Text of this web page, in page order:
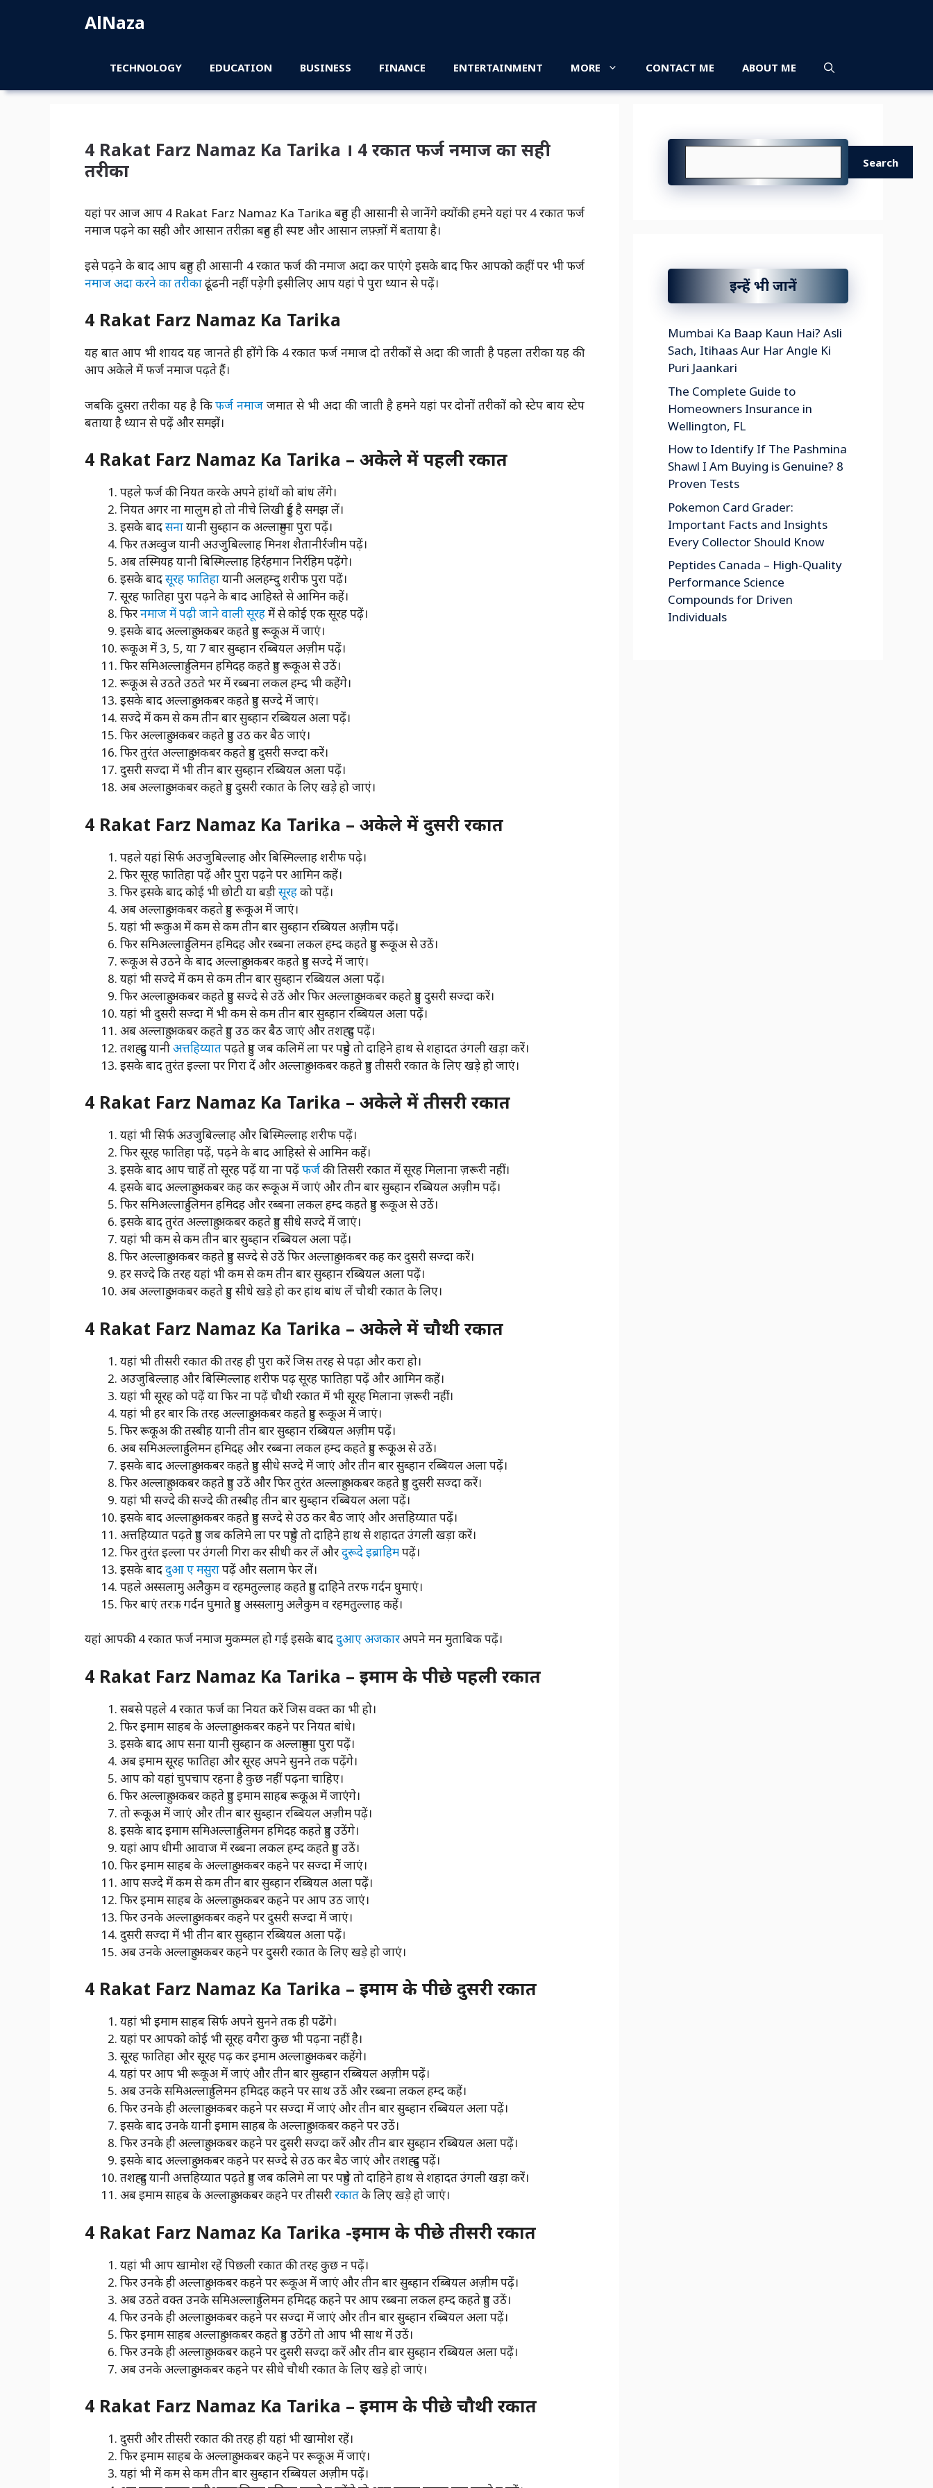
AlNaza
TECHNOLOGY EDUCATION BUSINESS FINANCE ENTERTAINMENT MORE CONTACT ME ABOUT ME
4 Rakat Farz Namaz Ka Tarika । 4 रकात फर्ज नमाज का सही
तरीका
यहां पर आज आप 4 Rakat Farz Namaz Ka Tarika बहुत ही आसानी से जानेंगे क्योंकी हमने यहां पर 4 रकात फर्ज
नमाज पढ़ने का सही और आसान तरीक़ा बहुत ही स्पष्ट और आसान लफ़्ज़ों में बताया है।
इसे पढ़ने के बाद आप बहुत ही आसानी 4 रकात फर्ज की नमाज अदा कर पाएंगे इसके बाद फिर आपको कहीं पर भी फर्ज
नमाज अदा करने का तरीकाढूंढनी नहीं पड़ेगी इसीलिए आप यहां पे पुरा ध्यान से पढ़ें।
4 Rakat Farz Namaz Ka Tarika
यह बात आप भी शायद यह जानते ही होंगे कि 4 रकात फर्ज नमाज दो तरीकों से अदा की जाती है पहला तरीका यह की
आप अकेले में फर्ज नमाज पढ़ते हैं।
जबकि दुसरा तरीका यह है किफर्ज नमाज जमात से भी अदा की जाती है हमने यहां पर दोनों तरीकों को स्टेप बाय स्टेप
बताया है ध्यान से पढ़ें और समझें।
4 Rakat Farz Namaz Ka Tarika – अकेले में पहली रकात
पहले फर्ज की नियत करके अपने हांथों को बांध लेंगे।
नियत अगर ना मालुम हो तो नीचे लिखी हुई है समझ लें।
इसके बादसनायानी सुब्हान क अल्लाहुम्मा पुरा पढ़ें।
फिर तअव्वुज यानी अउजुबिल्लाह मिनश शैतानीर्रजीम पढ़ें।
अब तस्मियह यानी बिस्मिल्लाह हिर्रहमान निर्रहिम पढ़ेंगे।
इसके बादसूरह फातिहायानी अलहम्दु शरीफ पुरा पढ़ें।
सूरह फातिहा पुरा पढ़ने के बाद आहिस्ते से आमिन कहें।
फिरनमाज में पढ़ी जाने वाली सूरहमें से‌ कोई एक सूरह पढ़ें।
इसके बाद अल्लाहु अकबर कहते हुए रूकूअ में जाएं।
रूकूअ में 3, 5, या 7 बार सुब्हान रब्बियल अज़ीम पढ़ें।
फिर समिअल्लाहु लिमन हमिदह कहते हुए रूकूअ से उठें।
रूकूअ से उठते उठते भर में रब्बना लकल हम्द भी कहेंगे।
इसके बाद अल्लाहु अकबर कहते हुए सज्दे में जाएं।
सज्दे में कम से कम तीन बार सुब्हान रब्बियल अला पढ़ें।
फिर अल्लाहु अकबर कहते हुए उठ कर बैठ जाएं।
फिर तुरंत अल्लाहु अकबर कहते हुए दुसरी सज्दा करें।
दुसरी सज्दा में भी तीन बार सुब्हान रब्बियल अला पढ़ें।
अब अल्लाहु अकबर कहते हुए दुसरी रकात के लिए खड़े हो जाएं‌।
4 Rakat Farz Namaz Ka Tarika – अकेले में दुसरी रकात
पहले यहां सिर्फ अउजुबिल्लाह और बिस्मिल्लाह शरीफ पढ़े।
फिर सूरह फातिहा पढ़ें और पुरा पढ़ने पर आमिन कहें।
फिर इसके बाद कोई भी छोटी या बड़ीसूरहको पढ़ें।
अब अल्लाहु अकबर कहते हुए रूकूअ में जाएं।
यहां भी रूकुअ में कम से कम तीन बार सुब्हान रब्बियल अज़ीम पढ़ें।
फिर समिअल्लाहु लिमन हमिदह और रब्बना लकल हम्द कहते हुए रूकूअ से उठें।
रूकूअ से उठने के बाद अल्लाहु अकबर कहते हुए सज्दे में जाएं।
यहां भी सज्दे में कम से कम तीन बार सुब्हान रब्बियल अला पढ़ें।
फिर अल्लाहु अकबर कहते हुए सज्दे से उठें और फिर अल्लाहु अकबर कहते हुए दुसरी सज्दा करें।
यहां भी दुसरी सज्दा में भी कम से कम तीन बार सुब्हान रब्बियल अला पढ़ें।
अब अल्लाहु अकबर कहते हुए उठ कर बैठ जाएं और तशह्हुद पढ़ें।
तशह्हुद यानीअत्तहिय्यातपढ़ते हुए जब कलिमें ला पर पहुंचे तो दाहिने हाथ से शहादत उंगली खड़ा करें।
इसके बाद तुरंत इल्ला पर गिरा दें और अल्लाहु अकबर कहते हुए तीसरी रकात के लिए खड़े हो जाएं।
4 Rakat Farz Namaz Ka Tarika – अकेले में तीसरी रकात
यहां भी सिर्फ अउजुबिल्लाह और बिस्मिल्लाह शरीफ पढ़ें।
फिर सूरह फातिहा पढ़ें, पढ़ने के बाद आहिस्ते से आमिन कहें।
इसके बाद आप चाहें तो सूरह पढ़ें या ना पढ़ेंफर्जकी तिसरी रकात में सूरह मिलाना ज़रूरी नहीं।
इसके बाद अल्लाहु अकबर कह कर रूकूअ में जाएं और तीन बार सुब्हान रब्बियल अज़ीम पढ़ें।
फिर समिअल्लाहु लिमन हमिदह और रब्बना लकल हम्द कहते हुए रूकूअ से उठें।
इसके बाद तुरंत अल्लाहु अकबर कहते हुए सीधे सज्दे में जाएं।
यहां भी कम से कम तीन बार सुब्हान रब्बियल अला पढ़ें।
फिर अल्लाहु अकबर कहते हुए सज्दे से उठें फिर अल्लाहु अकबर कह कर दुसरी सज्दा करें।
हर सज्दे कि तरह यहां भी कम से कम तीन बार सुब्हान रब्बियल अला पढ़ें।
अब अल्लाहु अकबर कहते हुए सीधे खड़े हो कर हांथ बांध लें चौथी रकात के लिए।
4 Rakat Farz Namaz Ka Tarika – अकेले में चौथी रकात
यहां भी तीसरी रकात की तरह ही पुरा करें जिस तरह से पढ़ा और करा हो।
अउजुबिल्लाह और बिस्मिल्लाह शरीफ पढ़ सूरह फातिहा पढ़ें और आमिन कहें।
यहां भी सूरह को पढ़ें या फिर ना पढ़ें चौथी रकात में भी सूरह मिलाना ज़रूरी नहीं।
यहां भी हर बार कि तरह अल्लाहु अकबर कहते हुए रूकूअ में जाएं।
फिर रूकूअ की तस्बीह यानी तीन बार सुब्हान रब्बियल अज़ीम पढ़ें।
अब समिअल्लाहु लिमन हमिदह और रब्बना लकल हम्द कहते हुए रूकूअ से उठें।
इसके बाद अल्लाहु अकबर कहते हुए सीधे सज्दे में जाएं और तीन बार सुब्हान रब्बियल अला पढ़ें।
फिर अल्लाहु अकबर कहते हुए उठें और फिर तुरंत अल्लाहु अकबर कहते हुए दुसरी सज्दा करें।
यहां भी सज्दे की सज्दे की तस्बीह तीन बार सुब्हान रब्बियल अला पढ़ें।
इसके बाद अल्लाहु अकबर कहते हुए सज्दे से उठ कर बैठ जाएं और अत्तहिय्यात पढ़ें।
अत्तहिय्यात पढ़ते हुए जब कलिमे ला पर पहुंचे तो दाहिने हाथ से शहादत उंगली खड़ा करें।
फिर तुरंत इल्ला पर उंगली गिरा कर सीधी कर लें औरदुरूदे इब्राहिमपढ़ें।
इसके बाददुआ ए मसुरापढ़ें और सलाम फेर लें।
पहले अस्सलामु अलैकुम व रहमतुल्लाह कहते हुए दाहिने तरफ गर्दन घुमाएं।
फिर बाएं तरफ़ गर्दन घुमाते हुए अस्सलामु अलैकुम व रहमतुल्लाह कहें।
यहां आपकी 4 रकात फर्ज नमाज मुकम्मल हो गई इसके बाददुआएअजकारअपने मन मुताबिक पढ़ें।
4 Rakat Farz Namaz Ka Tarika – इमाम के पीछे पहली रकात
सबसे पहले 4 रकात फर्ज का नियत करें जिस वक्त का भी हो।
फिर इमाम साहब के अल्लाहु अकबर कहने पर नियत बांधे।
इसके बाद आप सना यानी सुब्हान क अल्लाहुम्मा पुरा पढ़ें।
अब इमाम सूरह फातिहा और सूरह अपने सुनने तक पढ़ेंगे।
आप को यहां चुपचाप रहना है कुछ नहीं पढ़ना चाहिए।
फिर अल्लाहु अकबर कहते हुए इमाम साहब रूकूअ में जाएंगे।
तो रूकूअ में जाएं और तीन बार सुब्हान रब्बियल अज़ीम पढ़ें।
इसके बाद इमाम समिअल्लाहु लिमन हमिदह कहते हुए उठेंगे।
यहां आप धीमी आवाज में रब्बना लकल हम्द कहते हुए उठें।
फिर इमाम साहब के अल्लाहु अकबर कहने पर सज्दा में जाएं।
आप सज्दे में कम से कम तीन बार सुब्हान रब्बियल अला पढ़ें।
फिर इमाम साहब के अल्लाहु अकबर कहने पर आप उठ जाएं।
फिर उनके अल्लाहु अकबर कहने पर दुसरी सज्दा में जाएं।
दुसरी सज्दा में भी तीन बार सुब्हान रब्बियल अला पढ़ें।
अब उनके अल्लाहु अकबर कहने पर दुसरी रकात के लिए खड़े हो जाएं।
4 Rakat Farz Namaz Ka Tarika – इमाम के पीछे दुसरी रकात
यहां भी इमाम साहब सिर्फ अपने सुनने तक ही पढेंगे।
यहां पर आपको कोई भी सूरह वगैरा कुछ भी पढ़ना नहीं है।
सूरह फातिहा और सूरह पढ़ कर इमाम अल्लाहु अकबर कहेंगे।
यहां पर आप भी रूकूअ में जाएं और तीन बार सुब्हान रब्बियल अज़ीम पढ़ें।
अब उनके समिअल्लाहु लिमन हमिदह कहने पर साथ उठें और रब्बना लकल हम्द कहें।
फिर उनके ही अल्लाहु अकबर कहने पर सज्दा में जाएं और तीन बार सुब्हान रब्बियल अला पढ़ें।
इसके बाद उनके यानी इमाम साहब के अल्लाहु अकबर कहने पर उठें।
फिर उनके ही अल्लाहु अकबर कहने पर दुसरी सज्दा करें और तीन बार सुब्हान रब्बियल अला पढ़ें।
इसके बाद अल्लाहु अकबर कहने पर सज्दे से उठ कर बैठ जाएं और तशह्हुद पढ़ें।
तशह्हुद यानी अत्तहिय्यात पढ़ते हुए जब कलिमे ला पर पहुंचे तो दाहिने हाथ से शहादत उंगली खड़ा करें।
अब इमाम साहब के अल्लाहु अकबर कहने पर तीसरीरकातके लिए खड़े हो जाएं।
4 Rakat Farz Namaz Ka Tarika -इमाम के पीछे तीसरी रकात
यहां भी आप खामोश रहें पिछली रकात की तरह कुछ न पढ़ें।
फिर उनके ही अल्लाहु अकबर कहने पर रूकूअ में जाएं और तीन बार सुब्हान रब्बियल अज़ीम पढ़ें।
अब उठते वक्त उनके समिअल्लाहु लिमन हमिदह कहने पर आप रब्बना लकल हम्द कहते हुए उठें।
फिर उनके ही अल्लाहु अकबर कहने पर सज्दा में जाएं और तीन बार सुब्हान रब्बियल अला पढ़ें।
फिर इमाम साहब अल्लाहु अकबर कहते हुए उठेंगे तो आप भी साथ में उठें।
फिर उनके ही अल्लाहु अकबर कहने पर दुसरी सज्दा करें और तीन बार सुब्हान रब्बियल अला पढ़ें।
अब उनके अल्लाहु अकबर कहने पर सीधे चौथी रकात के लिए खड़े हो जाएं।
4 Rakat Farz Namaz Ka Tarika – इमाम के पीछे चौथी रकात
दुसरी और तीसरी रकात की तरह ही यहां भी खामोश रहें।
फिर इमाम साहब के अल्लाहु अकबर कहने पर रूकूअ में जाएं।
यहां भी में कम से कम तीन बार सुब्हान रब्बियल अज़ीम पढ़ें।
Search
इन्हें भी जानें
Mumbai Ka Baap Kaun Hai? Asli
Sach, Itihaas Aur Har Angle Ki
Puri Jaankari
The Complete Guide to
Homeowners Insurance in
Wellington, FL
How to Identify If The Pashmina
Shawl I Am Buying is Genuine? 8
Proven Tests
Pokemon Card Grader:
Important Facts and Insights
Every Collector Should Know
Peptides Canada – High-Quality
Performance Science
Compounds for Driven
Individuals